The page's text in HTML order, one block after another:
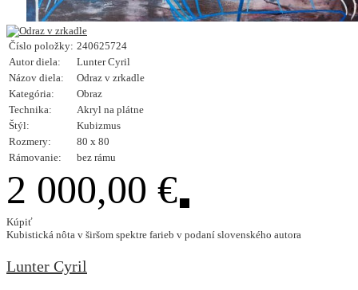
Číslo položky: 240625724
Autor diela:
Lunter Cyril
Názov diela:
Odraz v zrkadle
Kategória:
Obraz
Technika:
Akryl na plátne
Štýl:
Kubizmus
Rozmery:
80 x 80
Rámovanie:
bez rámu
2 000,00 €
Kúpiť
Kubistická nôta v širšom spektre farieb v podaní slovenského autora
Lunter Cyril